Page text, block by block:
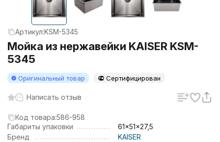
Артикул:KSM-5345
Мойка из нержавейки KAISER KSM-
5345
Оригинальный товар Сертифицирован
Написать отзыв
Код товара:586-958
Габариты упаковки
61x51x27,5
Бренд
KAISER